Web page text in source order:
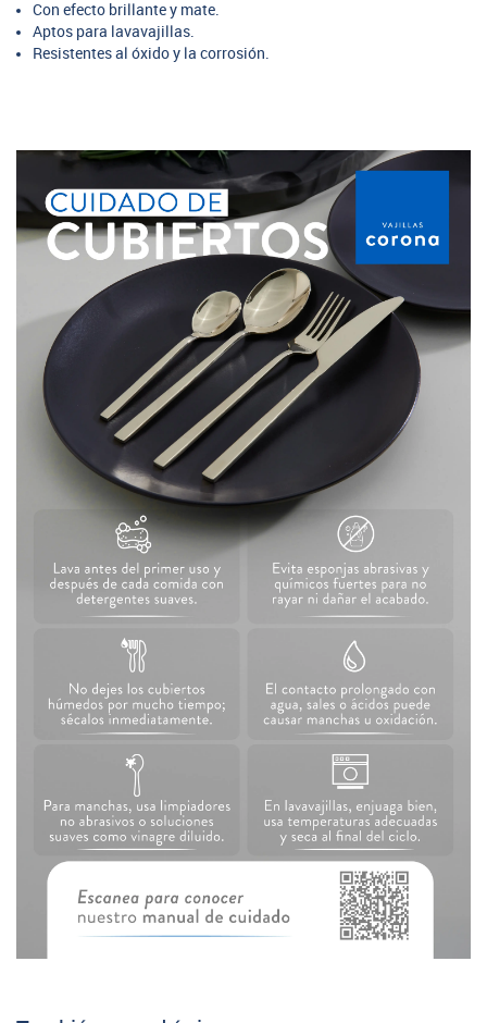
Con efecto brillante y mate.
Aptos para lavavajillas.
Resistentes al óxido y la corrosión.